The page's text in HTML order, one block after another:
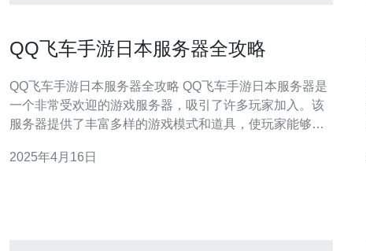
QQ飞车手游日本服务器全攻略
QQ飞车手游日本服务器全攻略 QQ飞车手游日本服务器是
一个非常受欢迎的游戏服务器，吸引了许多玩家加入。该
服务器提供了丰富多样的游戏模式和道具，使玩家能够体
家可以选择不同的赛道和赛车进行比赛。游戏提供了竞
2025年4月16日